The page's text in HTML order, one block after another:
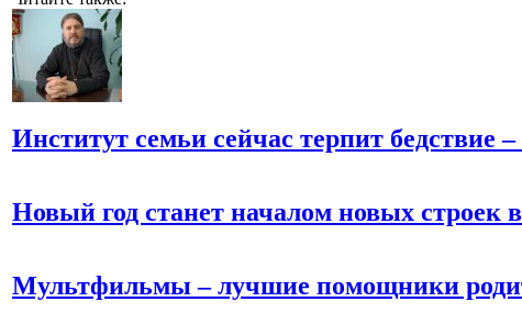
Институт семьи сейчас терпит
Новый год станет началом новых строек
Мультфильмы – лучшие помощники